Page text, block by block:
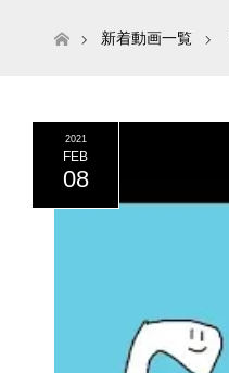
ホーム新着動画一覧
2021
FEB
08